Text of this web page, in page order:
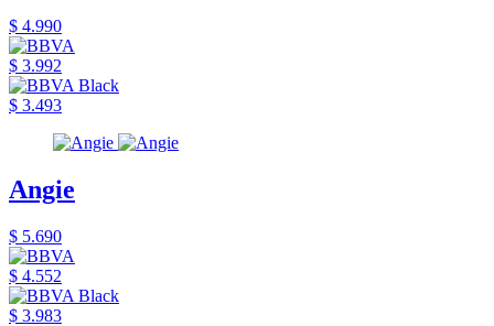
$ 4.990
$ 3.992
$ 3.493
Angie
$ 5.690
$ 4.552
$ 3.983